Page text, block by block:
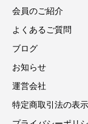
会員のご紹介
よくあるご質問
ブログ
お知らせ
運営会社
特定商取引法の表示